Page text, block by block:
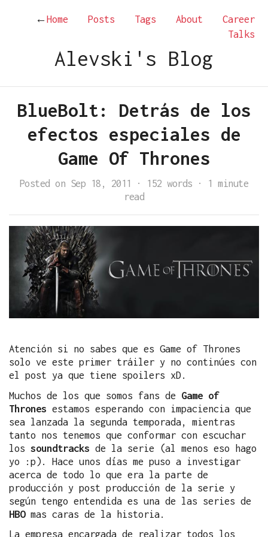
←Home Posts Tags About
Career
Talks
Alevski's Blog
BlueBolt: Detrás de los
efectos especiales de
Game Of Thrones
Posted on Sep 18, 2011 · 152 words · 1 minute
read
Atención si no sabes que es Game of Thrones
solo ve este primer tráiler y no continúes con
el post ya que tiene spoilers xD.
Muchos de los que somos fans de Game of
Thrones estamos esperando con impaciencia que
sea lanzada la segunda temporada, mientras
tanto nos tenemos que conformar con escuchar
los soundtracks de la serie (al menos eso hago
yo :p). Hace unos días me puso a investigar
acerca de todo lo que era la parte de
producción y post producción de la serie y
según tengo entendida es una de las series de
HBOmas caras de la historia.
La empresa encargada de realizar todos los